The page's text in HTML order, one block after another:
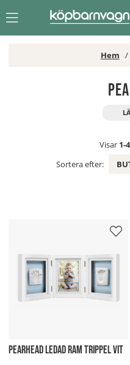
Hem
Visar 1-4
Sortera efter:
PEARHEAD LEDAD RAM TRIPPEL VIT